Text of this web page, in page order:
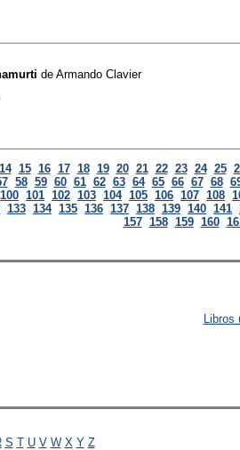
de Armando Clavier
14 15 16 17 18 19 20 21 22 23 24 25
58 59 60 61 62 63 64 65 66 67 68
100 101 102 103 104 105 106 107 108
133 134 135 136 137 138 139 140 141
157 158 159 160
Libros
S T U V W X Y Z